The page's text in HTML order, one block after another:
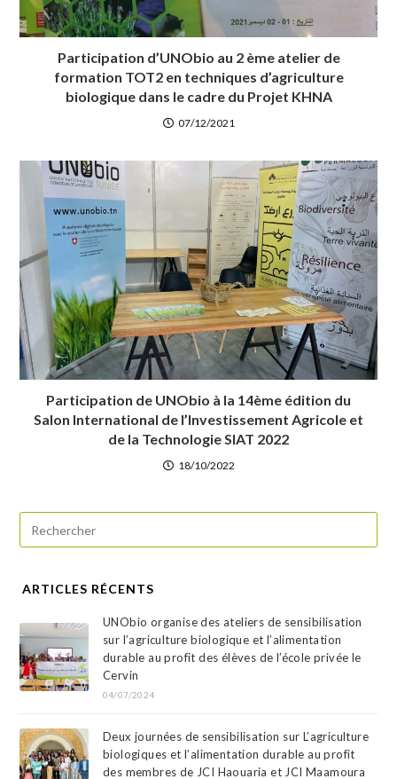
Participation d’UNObio au 2 ème atelier de
formation TOT2 en techniques d’agriculture
biologique dans le cadre du Projet KHNA
07/12/2021
Participation de UNObio à la 14ème édition du
Salon International de l’Investissement Agricole et
de la Technologie SIAT 2022
18/10/2022
ARTICLES RÉCENTS
UNObio organise des ateliers de sensibilisation
sur l’agriculture biologique et l’alimentation
durable au profit des élèves de l’école privée le
Cervin
04/07/2024
Deux journées de sensibilisation sur L’agriculture
biologiques et l’alimentation durable au profit
des membres de JCI Haouaria et JCI Maamoura